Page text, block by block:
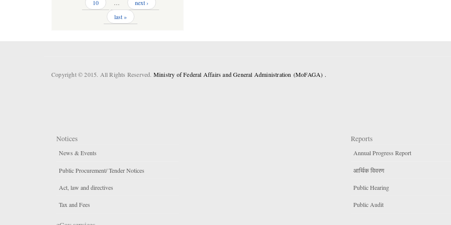
10
…
next ›
last »
Copyright © 2015. All Rights Reserved. Ministry of Federal Affairs and General Administration (MoFAGA) .
Notices
News & Events
Public Procurement/ Tender Notices
Act, law and directives
Tax and Fees
Reports
Annual Progress Report
आर्थिक विवरण
Public Hearing
Public Audit